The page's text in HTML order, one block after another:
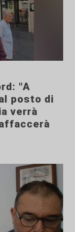
"A
posto di
verrà